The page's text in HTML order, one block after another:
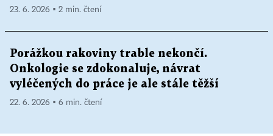
23. 6. 2026 ▪ 2 min. čtení
Porážkou rakoviny trable nekončí.
Onkologie se zdokonaluje, návrat
vyléčených do práce je ale stále těžší
22. 6. 2026 ▪ 6 min. čtení